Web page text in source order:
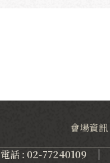
會場資訊
電話 : 02-77240109